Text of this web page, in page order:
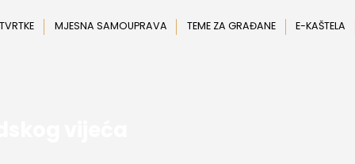
MJESNA SAMOUPRAVA TEME ZA GRAĐANE E-KAŠTELA